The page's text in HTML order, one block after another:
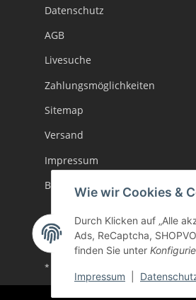
Datenschutz
AGB
Livesuche
Zahlungsmöglichkeiten
Sitemap
Versand
Impressum
Batteriegesetzhinweise
* Alle Preise inkl. gesetzlicher USt.,
Wie wir Cookies &
Durch Klicken auf „Alle
Ads, ReCaptcha,
finden Sie unter
Impressum